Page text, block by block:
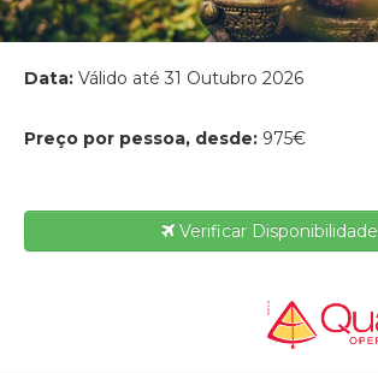
Data: Válido até 31 Outubro 2026
Preço por pessoa, desde: 975€
Verificar Disponibilidade